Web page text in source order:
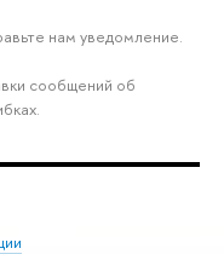
нам уведомление.
сообщений об